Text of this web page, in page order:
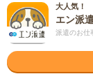
未読 掲載日 2026/
1750円＊
を幅広く磨
大人気！
エン派
派遣のお仕